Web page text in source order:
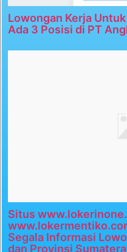
Lowongan Kerja
Ada 3 Posisi di PT
Situs
Segala Informasi
dan Provinsi